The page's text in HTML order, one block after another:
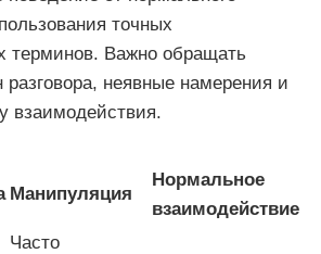
точных
терминов. Важно обращать
разговора, неявные намерения и
взаимодействия.
Манипуляция
Нормальное
взаимодействие
Часто